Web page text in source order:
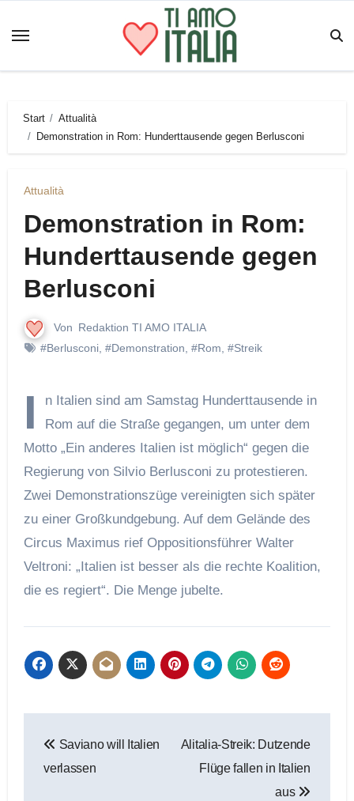
Inhalt
Start
Attualità
Demonstration in Rom: Hunderttausende gegen Berlusconi
Attualità
Demonstration in Rom:
Hunderttausende gegen
Berlusconi
Von Redaktion TI AMO ITALIA
#Berlusconi, #Demonstration #Rom #Streik
I
n Italien sind am Samstag Hunderttausende in
Rom auf die Straße gegangen, um unter dem
Motto „Ein anderes Italien ist möglich“ gegen die
Regierung von Silvio Berlusconi zu protestieren.
Zwei Demonstrationszüge vereinigten sich später
zu einer Großkundgebung. Auf dem Gelände des
Circus Maximus rief Oppositionsführer Walter
Veltroni: „Italien ist besser als die rechte Koalition,
die es regiert“. Die Menge jubelte.
Saviano will Italien
verlassen
Alitalia-Streik: Dutzende
Flüge fallen in Italien
aus